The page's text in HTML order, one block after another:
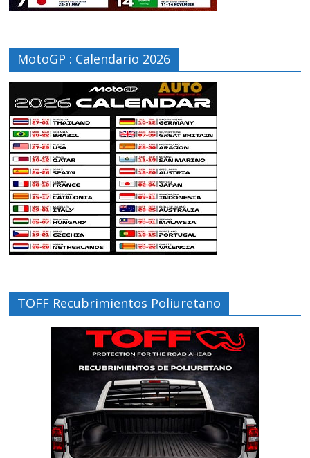
MotoGP : Calendario 2026
TOFF Recubrimientos Poliuretano